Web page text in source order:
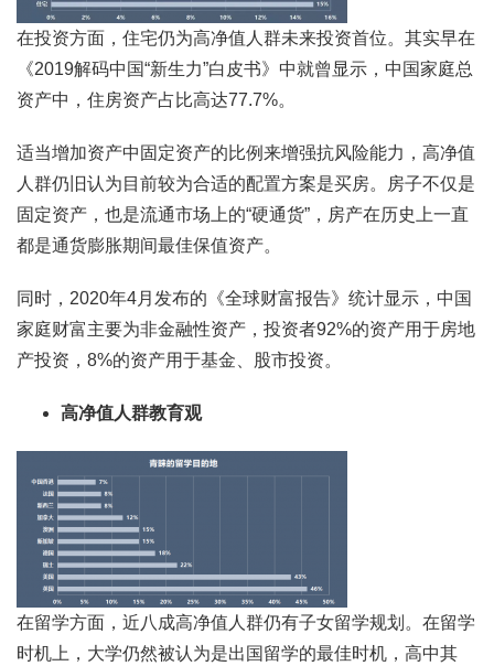
在投资方面，住宅仍为高净值人群未来投资首位。其实早在
《2019解码中国“新生力”白皮书》中就曾显示，中国家庭总
资产中，住房资产占比高达77.7%。
适当增加资产中固定资产的比例来增强抗风险能力，高净值
人群仍旧认为目前较为合适的配置方案是买房。房子不仅是
固定资产，也是流通市场上的“硬通货”，房产在历史上一直
都是通货膨胀期间最佳保值资产。
同时，2020年4月发布的《全球财富报告》统计显示，中国
家庭财富主要为非金融性资产，投资者92%的资产用于房地
产投资，8%的资产用于基金、股市投资。
高净值人群教育观
在留学方面，近八成高净值人群仍有子女留学规划。在留学
时机上，大学仍然被认为是出国留学的最佳时机，高中其